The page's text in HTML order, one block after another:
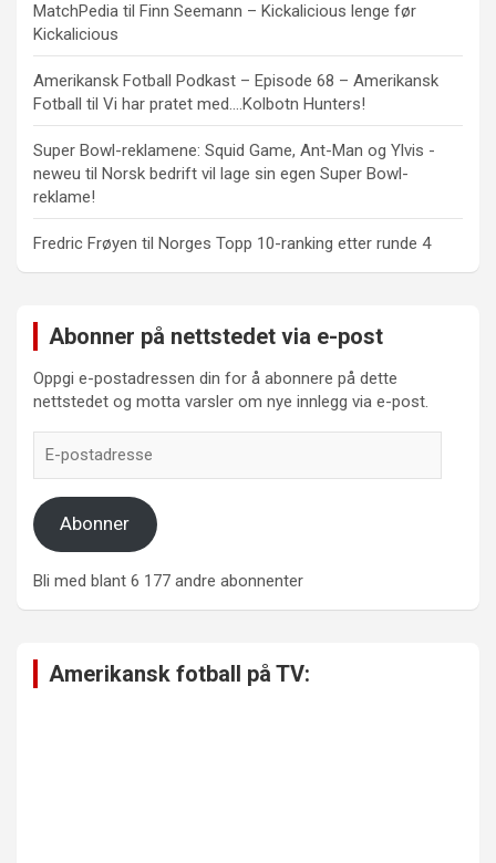
MatchPedia til Finn Seemann – Kickalicious lenge før
Kickalicious
Amerikansk Fotball Podkast – Episode 68 – Amerikansk
Fotball til Vi har pratet med….Kolbotn Hunters!
Super Bowl-reklamene: Squid Game, Ant-Man og Ylvis -
neweu til Norsk bedrift vil lage sin egen Super Bowl-
reklame!
Fredric Frøyen til Norges Topp 10-ranking etter runde 4
Abonner på nettstedet via e-post
Oppgi e-postadressen din for å abonnere på dette
nettstedet og motta varsler om nye innlegg via e-post.
postadresse
Abonner
Bli med blant 6 177 andre abonnenter
Amerikansk fotball på TV: